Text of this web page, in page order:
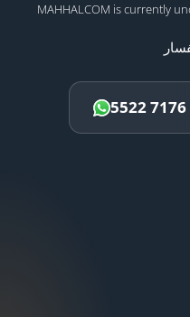
MAHHALCOM is currently
5522 7176